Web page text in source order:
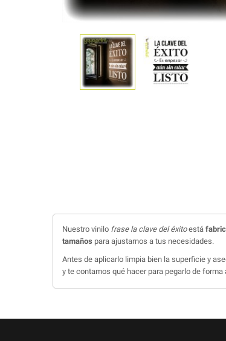
Nuestro vinilo frase la clave del éxitoestá
tamaños para ajustarnos a tus necesidades.
Antes de aplicarlo limpia bien la superficie y
y te contamos qué hacer para pegarlo de forma